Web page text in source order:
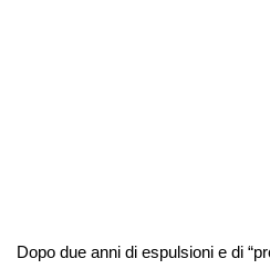
Dopo due anni di espulsioni e di